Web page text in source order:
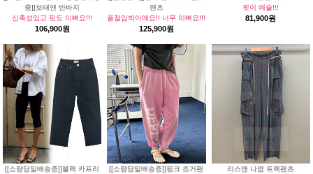
중]]보태앤 반바지
신축성있고 핏도 이뻐요!!!
106,900원
팬츠
품절임박이에요!! 너무 이뻐요!!!
125,900원
핏이 예술!!!
81,900원
[[소량당일배송중]]블랙 카프리
[[소량당일배송중]]핑크 조거팬
리스앤 나염 트랙팬츠